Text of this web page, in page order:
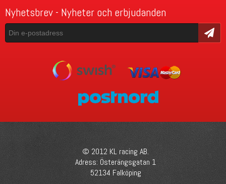
Nyhetsbrev - Nyheter och erbjudanden
Skicka
© 2012 KL racing AB.
Adress: Österängsgatan 1
52134 Falköping